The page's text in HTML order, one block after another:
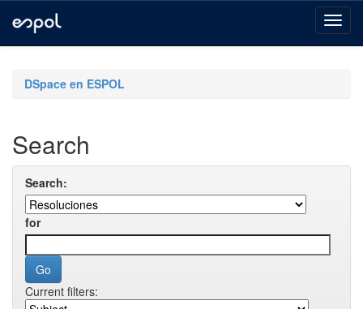
navigationDSpace en ESPOL
Search
Search:
for
Current filters: